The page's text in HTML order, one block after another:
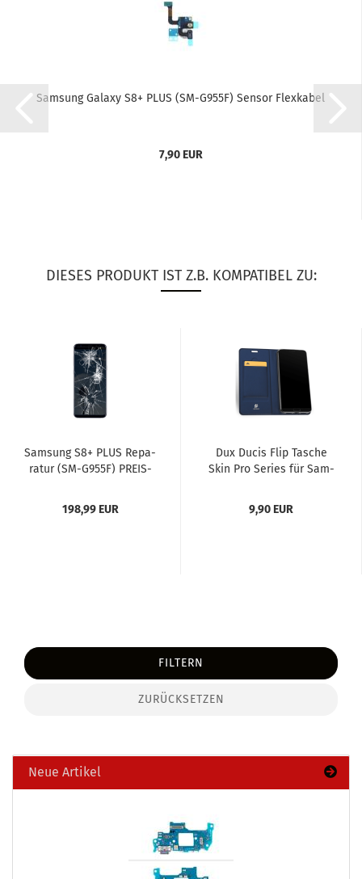
Sam­sung Ga­la­xy S8+ PLUS (SM-​G955F) Sen­sor Flex­ka­bel
7,90 EUR
DIESES PRODUKT IST Z.B. KOMPATIBEL ZU:
Sam­sung S8+ PLUS Re­pa­
ra­tur (SM-​G955F) PREIS­
198,99 EUR
Dux Ducis Flip Ta­sche
Skin Pro Se­ries für Sam­
9,90 EUR
FILTERN
ZURÜCKSETZEN
Neue Artikel